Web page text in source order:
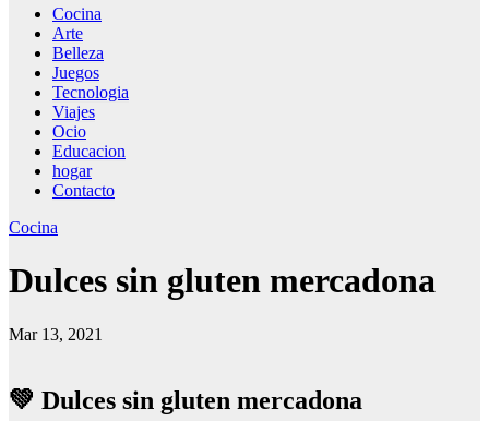
Cocina
Arte
Belleza
Juegos
Tecnologia
Viajes
Ocio
Educacion
hogar
Contacto
Cocina
Dulces sin gluten mercadona
Mar 13, 2021
💚 Dulces sin gluten mercadona